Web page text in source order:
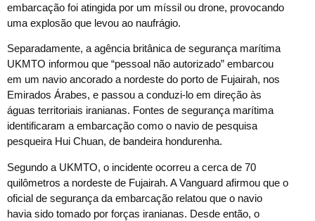
embarcação foi atingida por um míssil ou drone, provocando
uma explosão que levou ao naufrágio.
Separadamente, a agência britânica de segurança marítima
UKMTO informou que “pessoal não autorizado” embarcou
em um navio ancorado a nordeste do porto de Fujairah, nos
Emirados Árabes, e passou a conduzi-lo em direção às
águas territoriais iranianas. Fontes de segurança marítima
identificaram a embarcação como o navio de pesquisa
pesqueira Hui Chuan, de bandeira hondurenha.
Segundo a UKMTO, o incidente ocorreu a cerca de 70
quilômetros a nordeste de Fujairah. A Vanguard afirmou que o
oficial de segurança da embarcação relatou que o navio
havia sido tomado por forças iranianas. Desde então, o